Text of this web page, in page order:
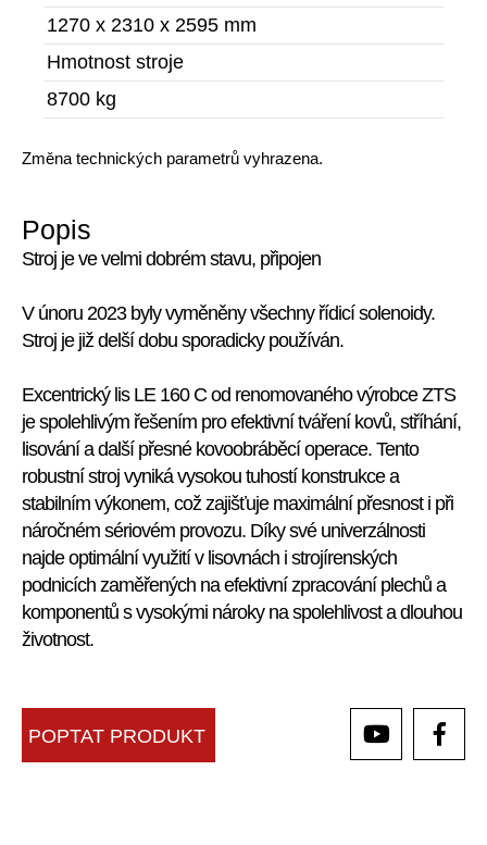
1270 x 2310 x 2595 mm
Hmotnost stroje
8700 kg
Změna technických parametrů vyhrazena.
Popis
Stroj je ve velmi dobrém stavu, připojen
V únoru 2023 byly vyměněny všechny řídicí solenoidy.
Stroj je již delší dobu sporadicky používán.
Excentrický lis LE 160 C od renomovaného výrobce ZTS
je spolehlivým řešením pro efektivní tváření kovů, stříhání,
lisování a další přesné kovoobráběcí operace. Tento
robustní stroj vyniká vysokou tuhostí konstrukce a
stabilním výkonem, což zajišťuje maximální přesnost i při
náročném sériovém provozu. Díky své univerzálnosti
najde optimální využití v lisovnách i strojírenských
podnicích zaměřených na efektivní zpracování plechů a
komponentů s vysokými nároky na spolehlivost a dlouhou
životnost.
POPTAT PRODUKT